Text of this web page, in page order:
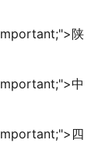
mportant;">陕
mportant;">中
mportant;"> 四